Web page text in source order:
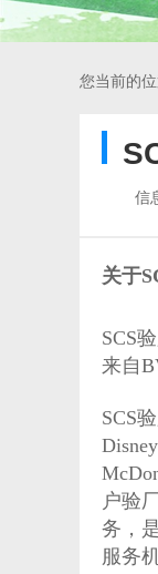
您当前的位
信
关于
SCS
来自
SCS
户验
务，
服务